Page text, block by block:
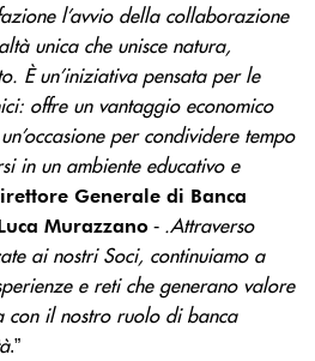
l’avvio della collaborazione
unica che unisce natura,
È un’iniziativa pensata per le
offre un vantaggio economico
per condividere tempo
in un ambiente educativo e
Generale di Banca
Murazzano - .Attraverso
ai nostri Soci, continuiamo a
e reti che generano valore
con il nostro ruolo di banca
.”